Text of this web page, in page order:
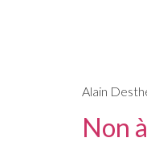
Alain
Non